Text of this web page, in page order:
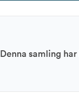
Denna samling